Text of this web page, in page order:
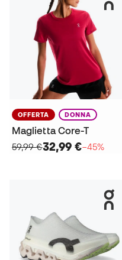
OFFERTA DONNA
Maglietta Core-T
59,99 €32,99 €−45%